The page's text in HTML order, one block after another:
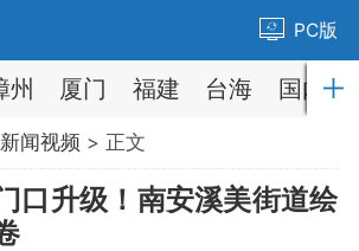
PC版
州 厦门 福建 台海 国内
新闻视频 > 正文
口升级！南安溪美街道绘